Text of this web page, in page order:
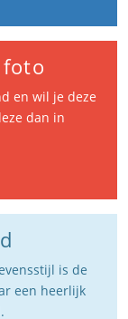
en wil je deze
dan in
is de
een heerlijk